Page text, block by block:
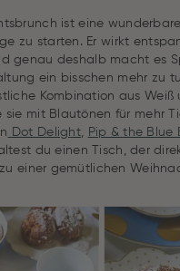
ist eine
zu starten. Er wirkt
genau deshalb macht es
ein bisschen mehr zu
Kombination aus Weiß
sie mit Blautönen für mehr
Dot Delight, Pip & the Blue
du einen Tisch, der
einer gemütlichen